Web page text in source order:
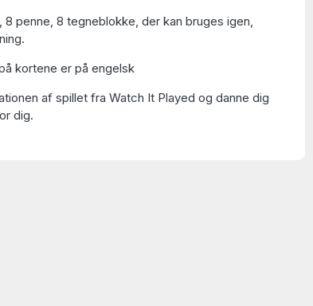
8 penne, 8 tegneblokke, der kan bruges igen,
kortene er på engelsk
af spillet fra Watch It Played og danne dig
dig.